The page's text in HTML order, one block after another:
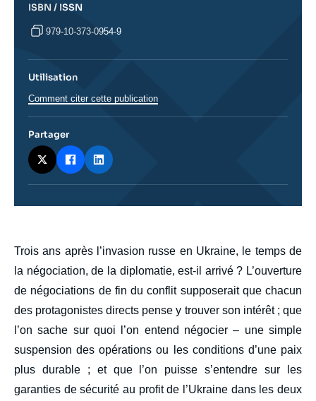
body
Trois ans après l’invasion russe en Ukraine, le temps de
la négociation, de la diplomatie, est-il arrivé ? L’ouverture
de négociations de fin du conflit supposerait que chacun
des protagonistes directs pense y trouver son intérêt ; que
l’on sache sur quoi l’on entend négocier – une simple
suspension des opérations ou les conditions d’une paix
plus durable ; et que l’on puisse s’entendre sur les
garanties de sécurité au profit de l’Ukraine dans les deux
ISBN / ISSN
979-10-373-0954-9
Utilisation
Comment citer cette publication
Partager